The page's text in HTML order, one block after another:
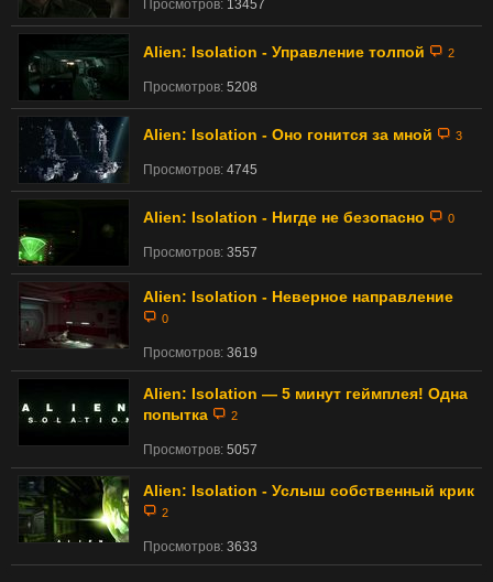
Просмотров: 13457
Alien: Isolation - Управление толпой 2
Просмотров: 5208
Alien: Isolation - Оно гонится за мной 3
Просмотров: 4745
Alien: Isolation - Нигде не безопасно 0
Просмотров: 3557
Alien: Isolation - Неверное направление
0
Просмотров: 3619
Alien: Isolation — 5 минут геймплея! Одна
попытка
2
Просмотров: 5057
Alien: Isolation - Услыш собственный крик
2
Просмотров: 3633